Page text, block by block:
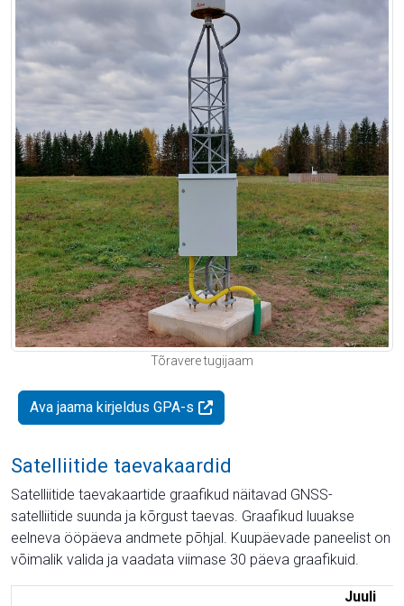
Tõravere tugijaam
Ava jaama kirjeldus GPA-s
Satelliitide taevakaardid
Satelliitide taevakaartide graafikud näitavad GNSS-
satelliitide suunda ja kõrgust taevas. Graafikud luuakse
eelneva ööpäeva andmete põhjal. Kuupäevade paneelist on
võimalik valida ja vaadata viimase 30 päeva graafikuid.
Juuli